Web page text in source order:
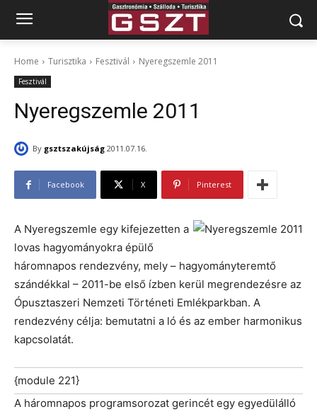
Home Turisztika Fesztivál Nyeregszemle 2011
Fesztivál
Nyeregszemle 2011
By gsztszakújság 2011.07.16.
Facebook X Pinterest
A Nyeregszemle egy kifejezetten a
lovas hagyományokra épülő
háromnapos rendezvény, mely – hagyományteremtő
szándékkal – 2011-be első ízben kerül megrendezésre az
Ópusztaszeri Nemzeti Történeti Emlékparkban. A
rendezvény célja: bemutatni a ló és az ember harmonikus
kapcsolatát.
{module 221}
A háromnapos programsorozat gerincét egy egyedülálló